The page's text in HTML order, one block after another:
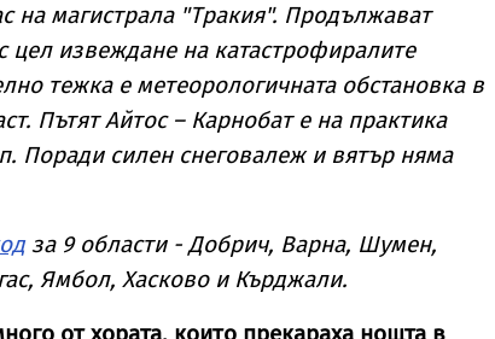
на магистрала "Тракия". Продължават
цел извеждане на катастрофиралите
тежка е метеорологичната обстановка в
Пътят Айтос – Карнобат е на практика
Поради силен снеговалеж и вятър няма
за 9 области - Добрич, Варна, Шумен,
Ямбол, Хасково и Кърджали.